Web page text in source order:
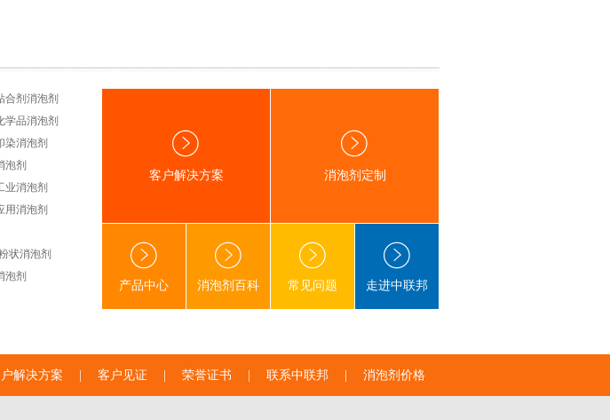
合剂消泡剂
学品消泡剂
染消泡剂
泡剂
业消泡剂
用消泡剂
状消泡剂
泡剂
客户解决方案 消泡剂定制
产品中心 消泡剂百科 常见问题 走进中联邦
解决方案 客户见证 荣誉证书 联系中联邦 消泡剂价格